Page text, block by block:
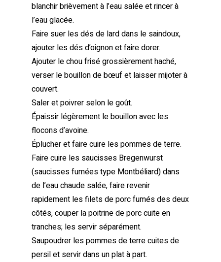
blanchir brièvement à l’eau salée et rincer à
l’eau glacée.
Faire suer les dés de lard dans le saindoux,
ajouter les dés d’oignon et faire dorer.
Ajouter le chou frisé grossièrement haché,
verser le bouillon de bœuf et laisser mijoter à
couvert.
Saler et poivrer selon le goût.
Épaissir légèrement le bouillon avec les
flocons d’avoine.
Éplucher et faire cuire les pommes de terre.
Faire cuire les saucisses Bregenwurst
(saucisses fumées type Montbéliard) dans
de l’eau chaude salée, faire revenir
rapidement les filets de porc fumés des deux
côtés, couper la poitrine de porc cuite en
tranches; les servir séparément.
Saupoudrer les pommes de terre cuites de
persil et servir dans un plat à part.